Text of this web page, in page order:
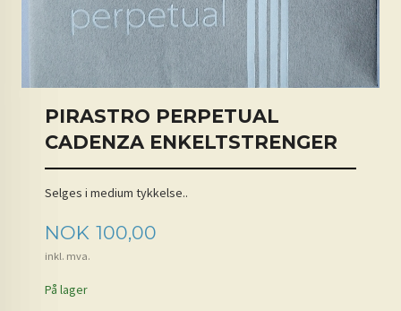
PIRASTRO PERPETUAL
CADENZA ENKELTSTRENGER
Selges i medium tykkelse..
Pris
NOK 100,00
inkl. mva.
På lager